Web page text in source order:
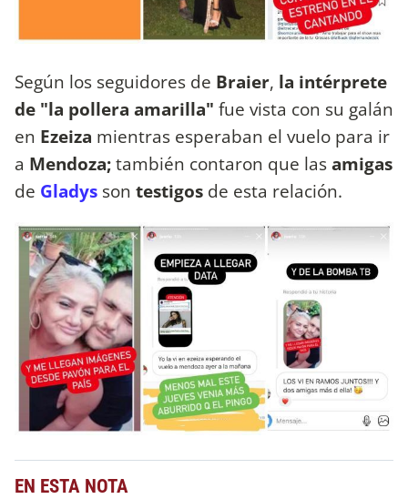
Según los seguidores de Braier, la intérprete
de "la pollera amarilla" fue vista con su galán
en Ezeiza mientras esperaban el vuelo para ir
a Mendoza;también contaron que lasamigas
de Gladys son testigos de esta relación.
EN ESTA NOTA